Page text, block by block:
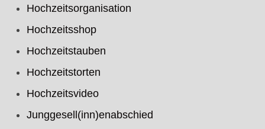
Hochzeitsorganisation
Hochzeitsshop
Hochzeitstauben
Hochzeitstorten
Hochzeitsvideo
Junggesell(inn)enabschied